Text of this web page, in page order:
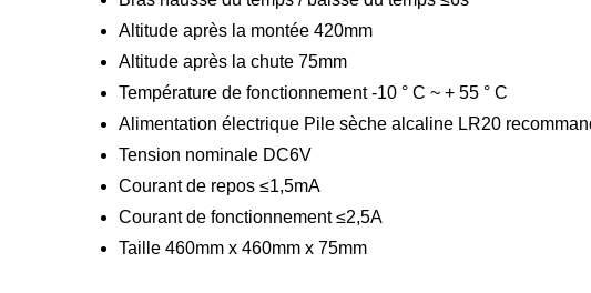
Altitude après la montée 420mm
Altitude après la chute 75mm
Température de fonctionnement -10 ° C ~ + 55 ° C
Alimentation électrique Pile sèche alcaline LR20
Tension nominale DC6V
Courant de repos ≤1,5mA
Courant de fonctionnement ≤2,5A
Taille 460mm x 460mm x 75mm